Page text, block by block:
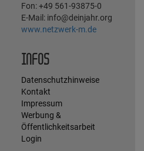
Fon: +49 561-93875-0
E-Mail: info@deinjahr.org
www.netzwerk-m.de
INFOS
Datenschutzhinweise
Kontakt
Impressum
Werbung &
Öffentlichkeitsarbeit
Login